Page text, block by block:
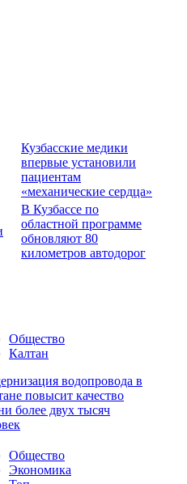
Кузбасские медики
впервые установили
пациентам
«механические сердца»
В Кузбассе по
областной программе
обновляют 80
километров автодорог
Общество
Калтан
водопровода в
повысит качество
более двух тысяч
Общество
Экономика